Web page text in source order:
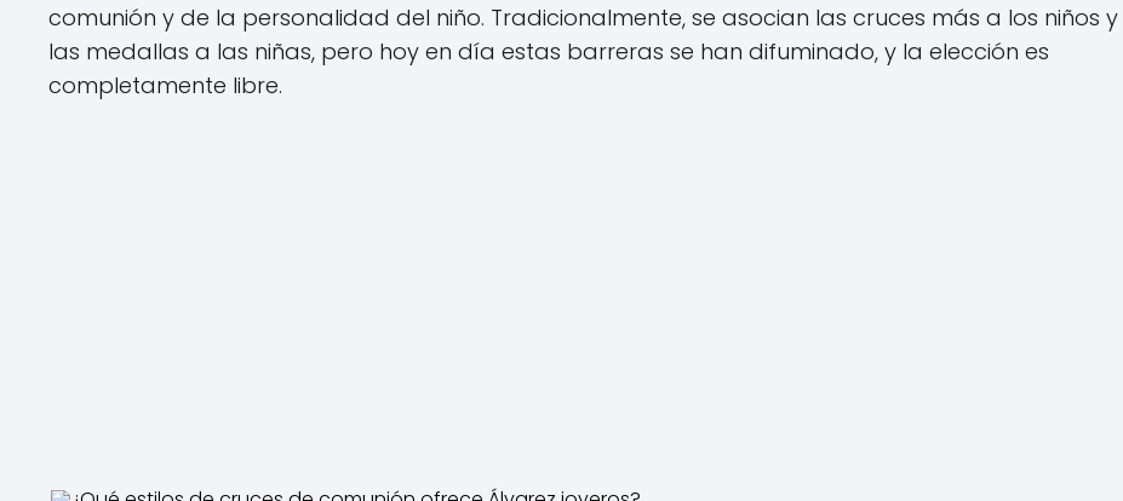
comunión y de la personalidad del niño. Tradicionalmente, se asocian las cruces más a los niños y
las medallas a las niñas, pero hoy en día estas barreras se han difuminado, y la elección es
completamente libre.